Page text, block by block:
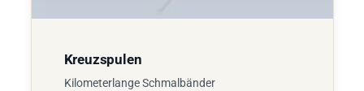
Kreuzspulen
Kilometerlange Schmalbänder